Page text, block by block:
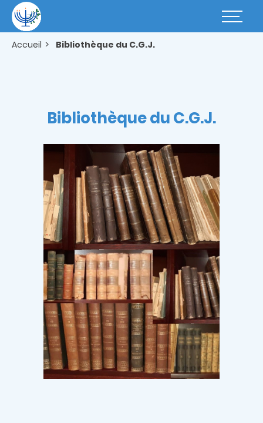
contenu
principal
Basculer
Accueil Bibliothèque du C.G.J.
Bibliothèque du C.G.J.